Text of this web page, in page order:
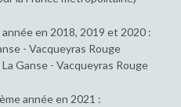
en 2018, 2019 et 2020 :
- Vacqueyras Rouge
Ganse - Vacqueyras Rouge
année en 2021 :